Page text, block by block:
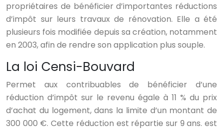
propriétaires de bénéficier d’importantes réductions
d’impôt sur leurs travaux de rénovation. Elle a été
plusieurs fois modifiée depuis sa création, notamment
en 2003, afin de rendre son application plus souple.
La loi Censi-Bouvard
Permet aux contribuables de bénéficier d’une
réduction d’impôt sur le revenu égale à 11 % du prix
d’achat du logement, dans la limite d’un montant de
300 000 €. Cette réduction est répartie sur 9 ans. est